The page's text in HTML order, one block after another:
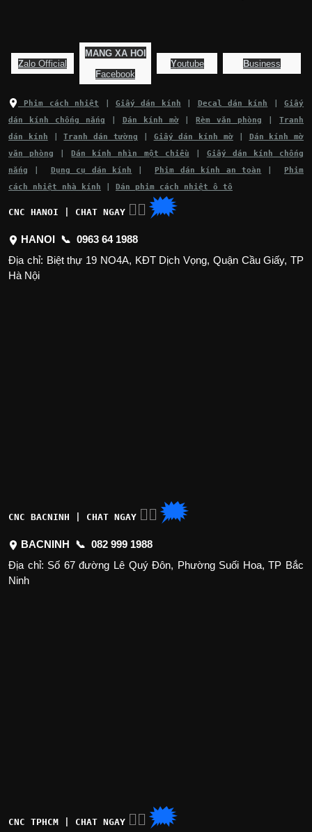
Zalo Official
MANG XA HOI
Facebook
Youtube Business
Phim cách nhiệt Giấy dán kính Decal dán kính |Giấy
dán kính chống nắng
Dán kính mờ |Rèm văn phòng |Tranh
dán kính
Tranh dán tường Giấy dán kính mờ
Dán kính mờ
văn phòng
|Dán kính nhìn một chiều
Giấy dán kính chống
nắng
Dụng cụ dán kính Phim dán kính an toàn
Phim
cách nhiệt nhà kính
Dán phim cách nhiệt ô tô
CNC HANOI | CHAT NGAY 👉🏽 🗯
HANOI 📞 0963 64 1988
Địa chỉ: Biệt thự 19 NO4A, KĐT Dịch Vọng, Quận Cầu Giấy, TP
Hà Nội
CNC BACNINH | CHAT NGAY 👉🏽 🗯
BACNINH 📞 082 999 1988
Địa chỉ: Số 67 đường Lê Quý Đôn, Phường Suối Hoa, TP Bắc
Ninh
CNC TPHCM | CHAT NGAY 👉🏽 🗯